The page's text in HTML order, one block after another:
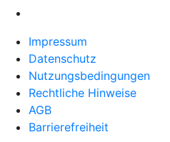
Impressum
Datenschutz
Nutzungsbedingungen
Rechtliche Hinweise
AGB
Barrierefreiheit